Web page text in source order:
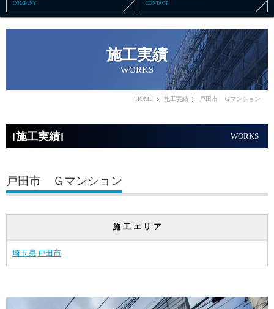
COMPANY CONTACT
施工実績
WORKS
HOME 施工実績 戸田市 Ｇマンション
[施工実績] WORKS
戸田市 Ｇマンション
施工エリア
埼玉県 戸田市